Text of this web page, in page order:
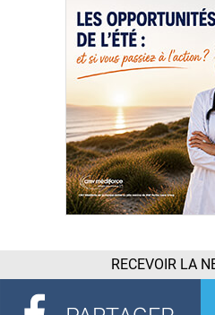
RECEVOIR LA